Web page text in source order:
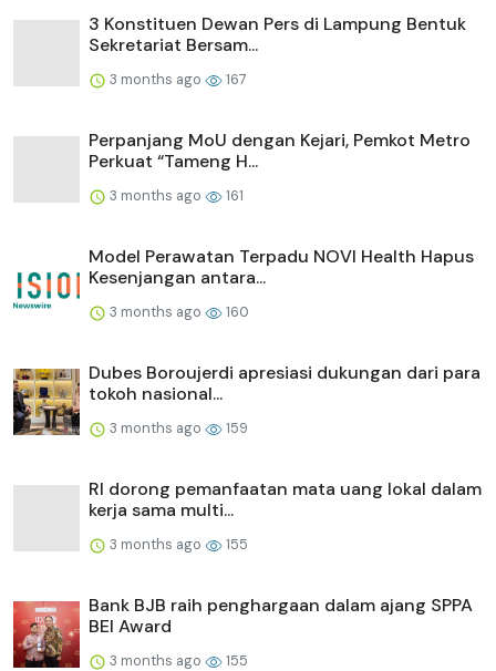
3 Konstituen Dewan Pers di Lampung Bentuk
Sekretariat Bersam...
3 months ago 167
Perpanjang MoU dengan Kejari, Pemkot Metro
Perkuat “Tameng H...
3 months ago 161
Model Perawatan Terpadu NOVI Health Hapus
Kesenjangan antara...
3 months ago 160
Dubes Boroujerdi apresiasi dukungan dari para
tokoh nasional...
3 months ago 159
RI dorong pemanfaatan mata uang lokal dalam
kerja sama multi...
3 months ago 155
Bank BJB raih penghargaan dalam ajang SPPA
BEI Award
3 months ago 155